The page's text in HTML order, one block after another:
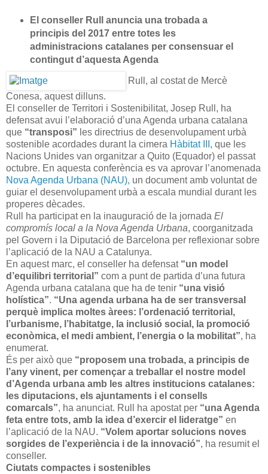
El conseller Rull anuncia una trobada a
principis del 2017 entre totes les
administracions catalanes per consensuar el
contingut d’aquesta Agenda
Rull, al costat de Mercè
Conesa, aquest dilluns.
El conseller de Territori i Sostenibilitat, Josep Rull, ha
defensat avui l’elaboració d’una Agenda urbana catalana
que “transposi” les directrius de desenvolupament urbà
sostenible acordades durant la cimera Hàbitat III , que les
Nacions Unides van organitzar a Quito (Equador) el passat
octubre. En aquesta conferència es va aprovar l’anomenada
Nova Agenda Urbana (NAU), un document amb voluntat de
guiar el desenvolupament urbà a escala mundial durant les
properes dècades.
Rull ha participat en la inauguració de la jornada El
compromís local a la Nova Agenda Urbana, coorganitzada
pel Govern i la Diputació de Barcelona per reflexionar sobre
l’aplicació de la NAU a Catalunya.
En aquest marc, el conseller ha defensat “un model
d’equilibri territorial” com a punt de partida d’una futura
Agenda urbana catalana que ha de tenir “una visió
holística”. “Una agenda urbana ha de ser transversal
perquè implica moltes àrees: l’ordenació territorial,
l’urbanisme, l’habitatge, la inclusió social, la promoció
econòmica, el medi ambient, l’energia o la mobilitat”, ha
enumerat.
És per això que “proposem una trobada, a principis de
l’any vinent, per començar a treballar el nostre model
d’Agenda urbana amb les altres institucions catalanes:
les diputacions, els ajuntaments i el consells
comarcals”, ha anunciat. Rull ha apostat per “una Agenda
feta entre tots, amb la idea d’exercir el lideratge” en
l’aplicació de la NAU. “Volem aportar solucions noves
sorgides de l’experiència i de la innovació”, ha resumit el
conseller.
Ciutats compactes i sostenibles